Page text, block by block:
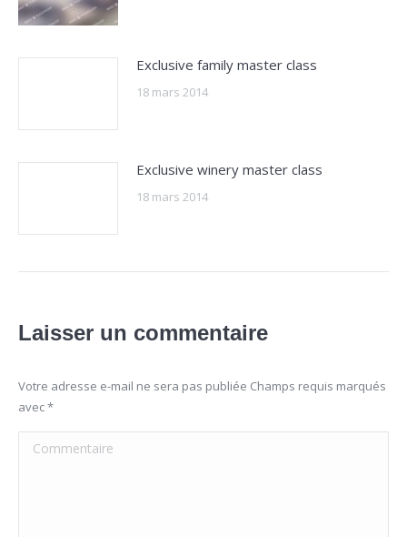
Exclusive family master class
18 mars 2014
Exclusive winery master class
18 mars 2014
Laisser un commentaire
Votre adresse e-mail ne sera pas publiée Champs requis marqués
avec*
Commentaire